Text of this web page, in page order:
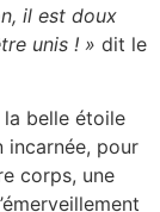
il est doux
unis ! » dit le
belle étoile
incarnée, pour
corps, une